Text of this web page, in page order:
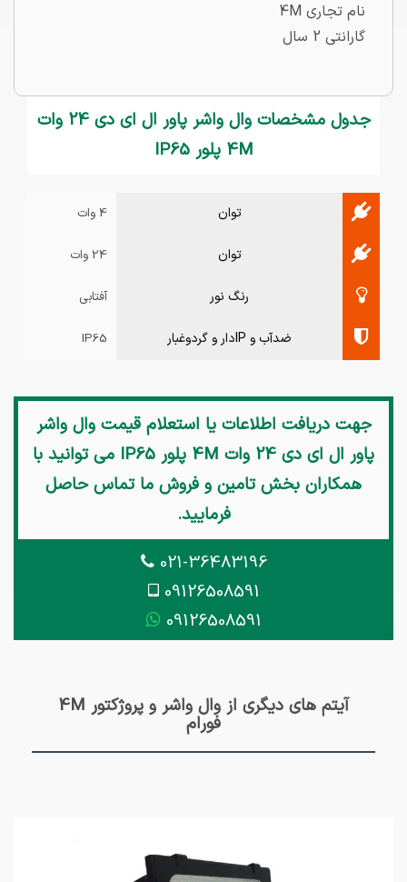
نام تجاری 4M
گارانتی 2 سال
جدول مشخصات وال واشر پاور ال ای دی 24 وات
4M پلور IP65
توان 4 وات
توان 24 وات
رنگ نور آفتابی
ضدآب و IPدار و گردوغبار IP65
جهت دریافت اطلاعات یا استعلام قیمتوال واشر
پاور ال ای دی 24 وات 4M پلور IP65
می توانید با
همکاران بخش تامین و فروش ما تماس حاصل
فرمایید.
021-36483196
09126508591
09126508591
آیتم های دیگری از وال واشر و پروژکتور 4M
فورام